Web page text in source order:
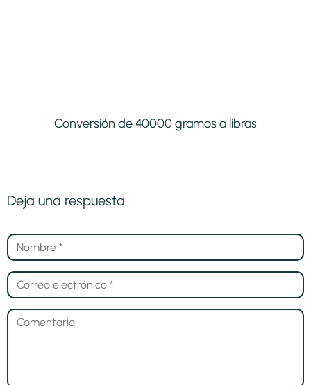
Conversión de 40000 gramos a libras
Deja una respuesta